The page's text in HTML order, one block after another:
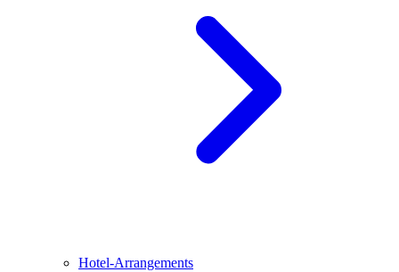
Hotel-Arrangements